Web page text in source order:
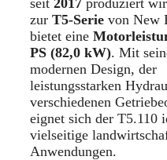
zur T5-Serie von New
bietet eine
PS (82,0 kW). Mit
modernen Design, der
leistungsstarken
verschiedenen
eignet sich der T5.110
vielseitige
Anwendungen.